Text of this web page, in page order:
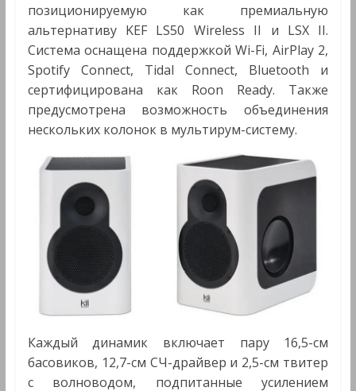
позиционируемую как премиальную
альтернативу KEF LS50 Wireless II и LSX II.
Система оснащена поддержкой Wi-Fi, AirPlay 2,
Spotify Connect, Tidal Connect, Bluetooth и
сертифицирована как Roon Ready. Также
предусмотрена возможность объединения
нескольких колонок в мультирум-систему.
Каждый динамик включает пару 16,5-см
басовиков, 12,7-см СЧ-драйвер и 2,5-см твитер
с волноводом, подпитанные усилением